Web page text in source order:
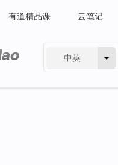
有道精品课 云笔记
中英